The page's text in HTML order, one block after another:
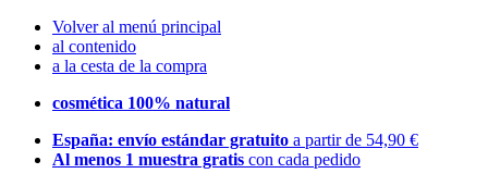
Volver al menú principal
al contenido
a la cesta de la compra
cosmética 100% natural
España: envío estándar gratuito a partir de 54,90 €
Al menos 1 muestra gratis con cada pedido